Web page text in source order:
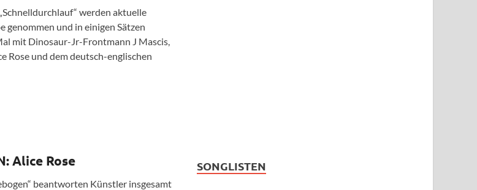
werden aktuelle
genommen und in einigen Sätzen
mit Dinosaur-Jr-Frontmann J Mascis,
Rose und dem deutsch-englischen
Alice Rose
beantworten Künstler insgesamt
SONGLISTEN